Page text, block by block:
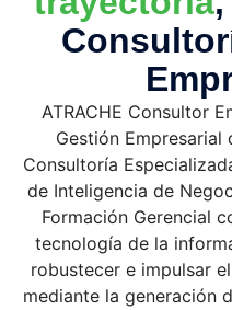
ATRACHE Consultor
Gestión
Consultoría
de Inteligencia de
Formación Gerencial
tecnología de la
robustecer e impulsar
mediante la generación